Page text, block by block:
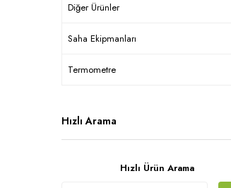
Diğer Ürünler
Saha Ekipmanları
Termometre
Hızlı Arama
Hızlı Ürün Arama